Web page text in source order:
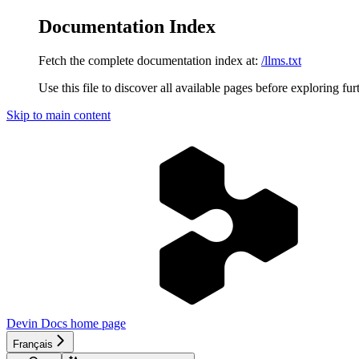
Documentation Index
Fetch the complete documentation index at: /llms.txt
Use this file to discover all available pages before exploring
Skip to main content
Devin Docs home page
Français